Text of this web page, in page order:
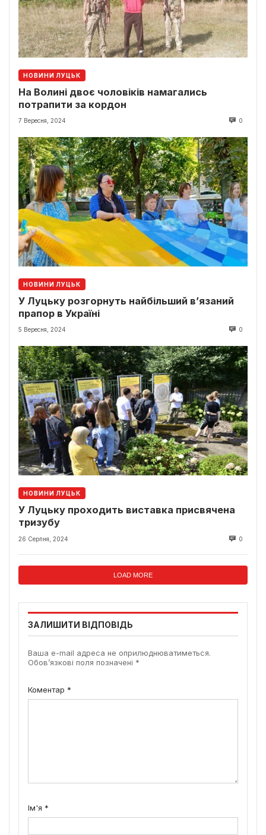
НОВИНИ ЛУЦЬК
На Волині двоє чоловіків намагались
потрапити за кордон
7 Вересня, 2024 0
НОВИНИ ЛУЦЬК
У Луцьку розгорнуть найбільший в’язаний
прапор в Україні
5 Вересня, 2024 0
НОВИНИ ЛУЦЬК
У Луцьку проходить виставка присвячена
тризубу
26 Серпня, 2024 0
LOAD MORE
ЗАЛИШИТИ ВІДПОВІДЬ
Ваша e-mail адреса не оприлюднюватиметься.
Обов’язкові поля позначені *
Коментар *
Ім'я *